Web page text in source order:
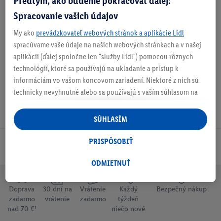
O produkte
Odoberaj Newsletter!
Doprava
zadarmo
nad 70 €¹
30 dní na
vrátenie
Vrátenie
zadarmo
Každý
týždeň
niečo nové
Bezpečný nákup
Spracovanie vašich údajov
My ako prevádzkovateľ webových stránok a aplikácie Lidl
spracúvame vaše údaje na našich webových stránkach a v našej
aplikácii (ďalej spoločne len "služby Lidl") pomocou rôznych
technológií, ktoré sa používajú na ukladanie a prístup k
informáciám vo vašom koncovom zariadení. Niektoré z nich sú
technicky nevyhnutné alebo sa používajú s vaším súhlasom na
personalizovanú reklamu v rámci služieb Lidl aj mimo nich. Ak
ste účastníkom programu Lidl Plus, na tieto účely sa spracúvajú
aj údaje z vášho nákupného správania v obchode.
následne si vytvoríte účet Lidl Plus alebo sa prihlásite do svojho
tiež vytvoriť špeciálny online identifikátor z e-mailovej adresy,
ktorú tam uvediete, aby sme vás mohli rozpoznať v službách
prevádzkovaných tretími stranami a zobrazovať vám
ODMIETNUŤ
PRISPÔSOBIŤ
SÚHLASÍM